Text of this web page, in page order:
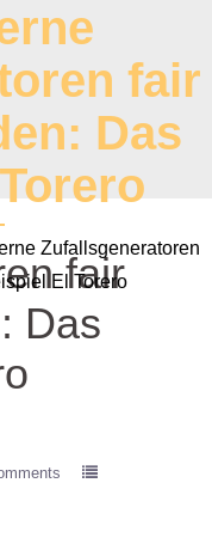
fair
Das
Zufallsgeneratoren
El Torero
fair
Das